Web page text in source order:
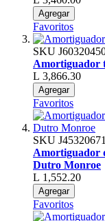
Agregar
Favoritos
SKU
Amortiguador
L 3,866.30
Agregar
Favoritos
SKU
Amortiguador
Dutro Monroe
L 1,552.20
Agregar
Favoritos